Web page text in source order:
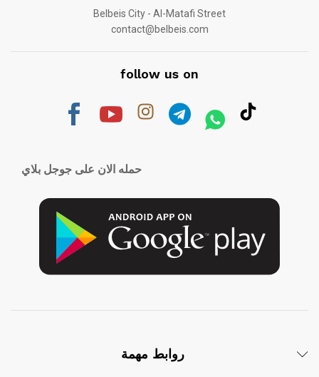
Belbeis City - Al-Matafi Street
contact@belbeis.com
follow us on
حمله الان على جوجل بلاي
روابط مهمة